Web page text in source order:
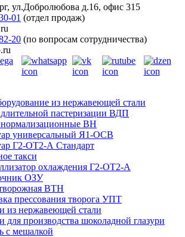
, ул.Добролюбова д.16, офис 315
01 (отдел продаж)
20 (по вопросам сотрудничества)
из нержавеющей стали
пастеризации ВДП
ВН
универсальный Я1-ОСВ
Г2-ОТ2-А Стандарт
такси
охлаждения Г2-ОТ2-А
ОЗУ
ВТН
прессования творога УПТ
из нержавеющей стали
для производства шоколадной глазури
с мешалкой